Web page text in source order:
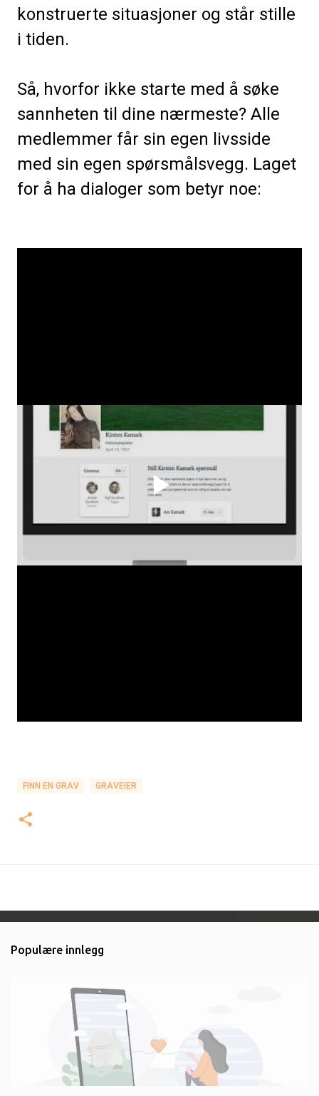
konstruerte situasjoner og står stille
i tiden.
Så, hvorfor ikke starte med å søke
sannheten til dine nærmeste? Alle
medlemmer får sin egen livsside
med sin egen spørsmålsvegg. Laget
for å ha dialoger som betyr noe:
FINN EN GRAV GRAVEIER
Populære innlegg